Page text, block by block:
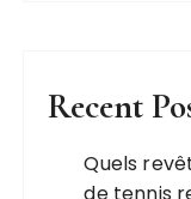
Recent
Quels
de tennis